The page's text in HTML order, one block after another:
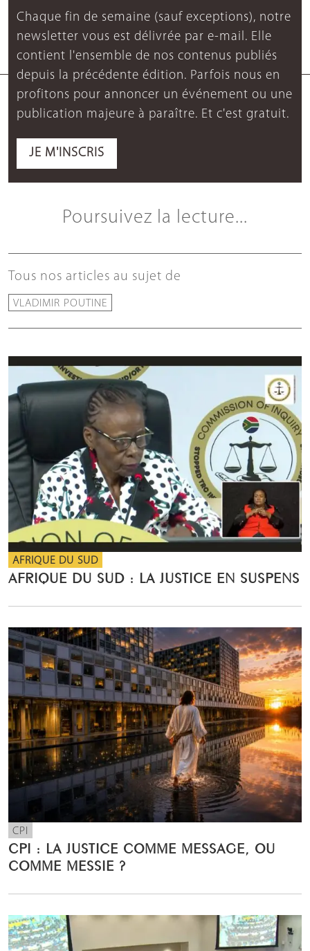
Chaque fin de semaine (sauf exceptions), notre
newsletter vous est délivrée par e-mail. Elle
contient l'ensemble de nos contenus publiés
depuis la précédente édition. Parfois nous en
profitons pour annoncer un événement ou une
publication majeure à paraître. Et c'est gratuit.
JE M'INSCRIS
Poursuivez la lecture...
Tous nos articles au sujet de
VLADIMIR POUTINE
AFRIQUE DU SUD
AFRIQUE DU SUD : LA JUSTICE EN SUSPENS
CPI
CPI : LA JUSTICE COMME MESSAGE, OU
COMME MESSIE ?